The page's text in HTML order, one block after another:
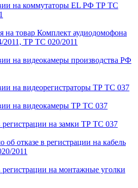
на коммутаторы EL РФ ТР ТС
на товар Комплект аудиодомофона
ТР ТС 020/2011
на видеокамеры производства РФ
на видеорегистраторы ТР ТС 037
на видеокамеры ТР ТС 037
регистрации на замки ТР ТС 037
отказе в регистрации на кабель
2011
регистрации на монтажные уголки